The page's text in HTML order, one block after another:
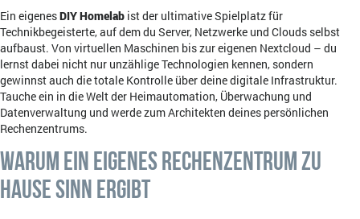
Ein eigenesDIY Homelab ist der ultimative Spielplatz für
Technikbegeisterte, auf dem du Server, Netzwerke und Clouds selbst
aufbaust. Von virtuellen Maschinen bis zur eigenen Nextcloud – du
lernst dabei nicht nur unzählige Technologien kennen, sondern
gewinnst auch die totale Kontrolle über deine digitale Infrastruktur.
Tauche ein in die Welt der Heimautomation, Überwachung und
Datenverwaltung und werde zum Architekten deines persönlichen
Rechenzentrums.
Warum ein eigenes Rechenzentrum zu
Hause Sinn ergibt